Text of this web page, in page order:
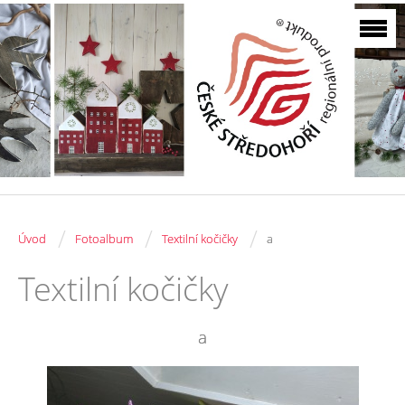
Úvod / Fotoalbum / Textilní kočičky / a
Textilní kočičky
a